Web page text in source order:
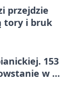
przejdzie
tory i bruk
153
w 15